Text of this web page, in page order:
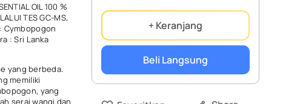
OIL 100 %
TES GC-MS,
: Cymbopogon
: Sri Lanka
yang berbeda.
memiliki
yang
serai wangi dan
+ Keranjang
Beli Langsung